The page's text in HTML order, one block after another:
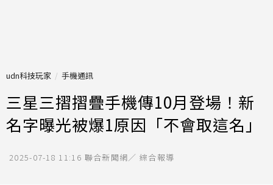
udn科技玩家 手機通訊
三星三摺摺疊手機傳10月登場！新
名字曝光被爆1原因「不會取這名」
2025-07-18 11:16 聯合新聞網／ 綜合報導